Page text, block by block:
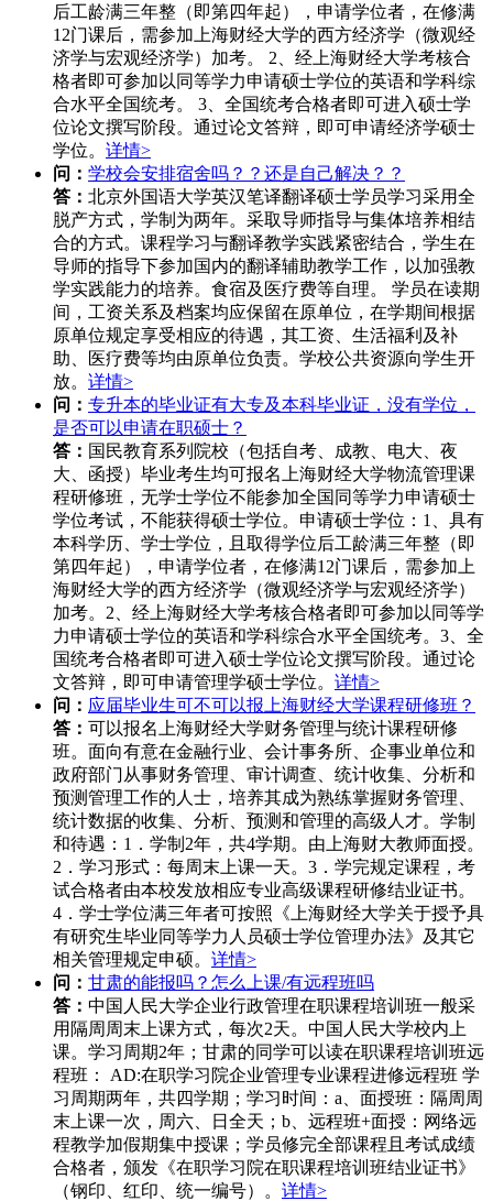
后工龄满三年整（即第四年起），申请学位者，在修满
12门课后，需参加上海财经大学的西方经济学（微观经
济学与宏观经济学）加考。 2、经上海财经大学考核合
格者即可参加以同等学力申请硕士学位的英语和学科综
合水平全国统考。 3、全国统考合格者即可进入硕士学
位论文撰写阶段。通过论文答辩，即可申请经济学硕士
学位。 详情>
问： 学校会安排宿舍吗？？还是自己解决？？
答： 北京外国语大学英汉笔译翻译硕士学员学习采用全
脱产方式，学制为两年。采取导师指导与集体培养相结
合的方式。课程学习与翻译教学实践紧密结合，学生在
导师的指导下参加国内的翻译辅助教学工作，以加强教
学实践能力的培养。食宿及医疗费等自理。 学员在读期
间，工资关系及档案均应保留在原单位，在学期间根据
原单位规定享受相应的待遇，其工资、生活福利及补
助、医疗费等均由原单位负责。学校公共资源向学生开
放。 详情>
问： 专升本的毕业证有大专及本科毕业证，没有学位，
是否可以申请在职硕士？
答： 国民教育系列院校（包括自考、成教、电大、夜
大、函授）毕业考生均可报名上海财经大学物流管理课
程研修班，无学士学位不能参加全国同等学力申请硕士
学位考试，不能获得硕士学位。申请硕士学位：1、具有
本科学历、学士学位，且取得学位后工龄满三年整（即
第四年起），申请学位者，在修满12门课后，需参加上
海财经大学的西方经济学（微观经济学与宏观经济学）
加考。2、经上海财经大学考核合格者即可参加以同等学
力申请硕士学位的英语和学科综合水平全国统考。3、全
国统考合格者即可进入硕士学位论文撰写阶段。通过论
文答辩，即可申请管理学硕士学位。 详情>
问： 应届毕业生可不可以报上海财经大学课程研修班？
答： 可以报名上海财经大学财务管理与统计课程研修
班。面向有意在金融行业、会计事务所、企事业单位和
政府部门从事财务管理、审计调查、统计收集、分析和
预测管理工作的人士，培养其成为熟练掌握财务管理、
统计数据的收集、分析、预测和管理的高级人才。学制
和待遇：1．学制2年，共4学期。由上海财大教师面授。
2．学习形式：每周末上课一天。3．学完规定课程，考
试合格者由本校发放相应专业高级课程研修结业证书。
4．学士学位满三年者可按照《上海财经大学关于授予具
有研究生毕业同等学力人员硕士学位管理办法》及其它
相关管理规定申硕。 详情>
问： 甘肃的能报吗？怎么上课/有远程班吗
答： 中国人民大学企业行政管理在职课程培训班一般采
用隔周周末上课方式，每次2天。中国人民大学校内上
课。学习周期2年；甘肃的同学可以读在职课程培训班远
程班： AD:在职学习院企业管理专业课程进修远程班 学
习周期两年，共四学期；学习时间：a、面授班：隔周周
末上课一次，周六、日全天；b、远程班+面授：网络远
程教学加假期集中授课；学员修完全部课程且考试成绩
合格者，颁发《在职学习院在职课程培训班结业证书》
（钢印、红印、统一编号）。 详情>